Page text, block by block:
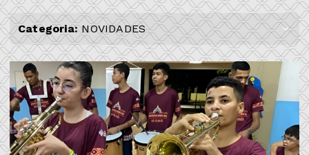
Categoria: NOVIDADES